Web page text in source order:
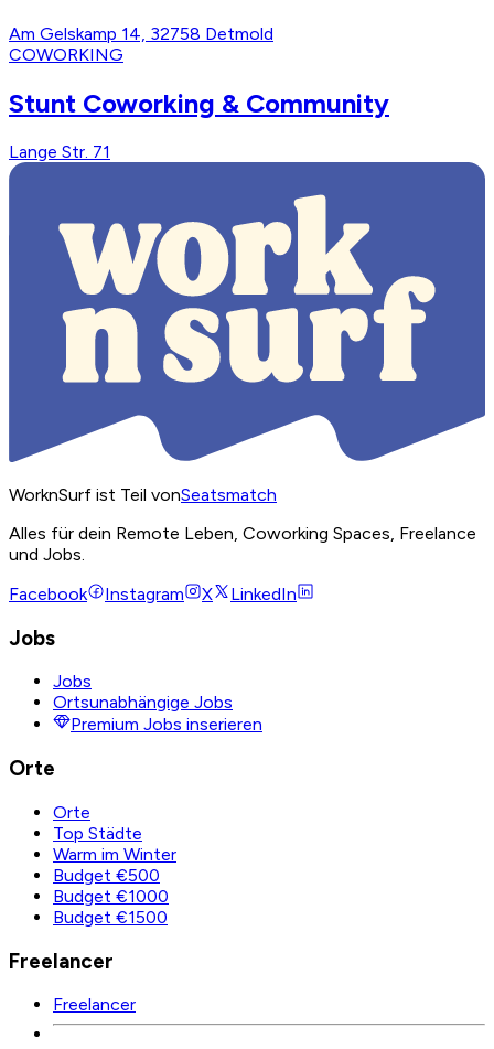
Am Gelskamp 14, 32758 Detmold
COWORKING
Stunt Coworking & Community
Lange Str. 71
WorknSurf ist Teil vonSeatsmatch
Alles für dein Remote Leben, Coworking Spaces, Freelance
und Jobs.
Facebook
Instagram X LinkedIn
Jobs
Jobs
Ortsunabhängige Jobs
Premium Jobs inserieren
Orte
Orte
Top Städte
Warm im Winter
Budget €500
Budget €1000
Budget €1500
Freelancer
Freelancer